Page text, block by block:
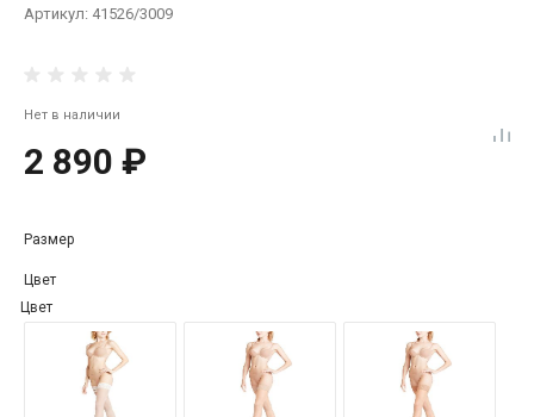
Артикул: 41526/3009
Нет в наличии
2 890 ₽
Размер
Цвет
Цвет